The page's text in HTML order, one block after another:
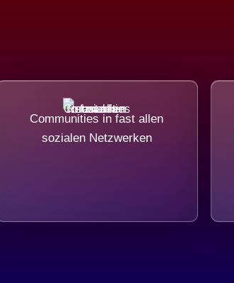
Communities in fast allen
sozialen Netzwerken